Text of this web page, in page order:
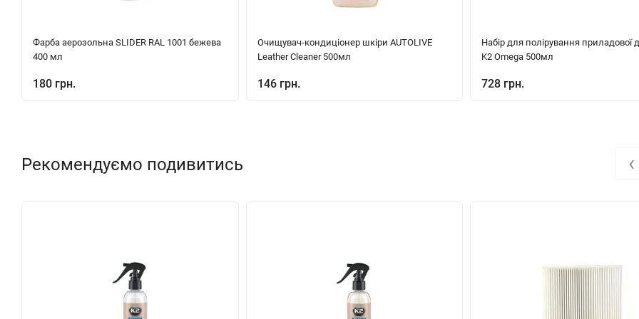
Фарба аерозольна SLIDER RAL 1001 бежева
400 мл
180 грн.
Очищувач-кондиціонер шкіри AUTOLIVE
Leather Cleaner 500мл
146 грн.
Набір для полірування приладової
K2 Omega 500мл
728 грн.
Рекомендуємо подивитись ‹